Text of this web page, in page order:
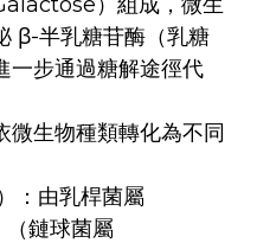
β-半乳糖苷酶（乳糖
一步通過糖解途徑代
微生物種類轉化為不同
：由乳桿菌屬
鏈球菌屬